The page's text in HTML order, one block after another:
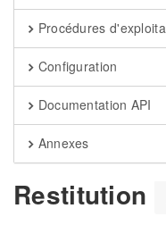
Procédures
Configuration
Documentation API
Annexes
Restitution